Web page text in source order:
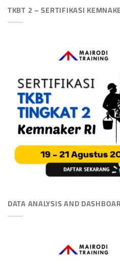
TKBT 2 – SERTIFIKASI
DATA ANALYSIS AND